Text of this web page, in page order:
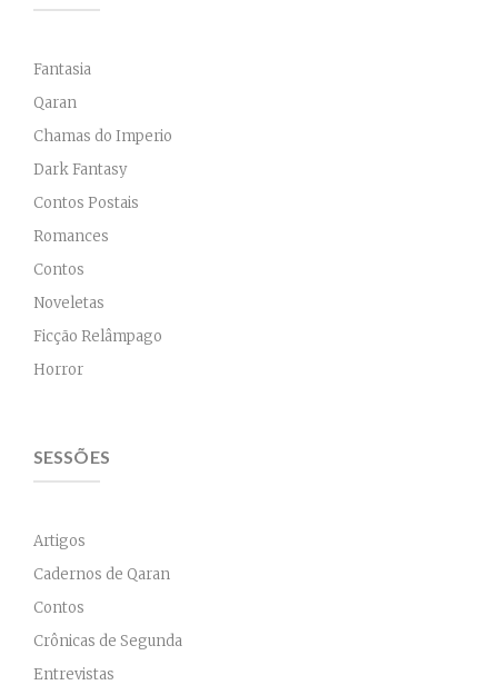
Fantasia
Qaran
Chamas do Imperio
Dark Fantasy
Contos Postais
Romances
Contos
Noveletas
Ficção Relâmpago
Horror
SESSÕES
Artigos
Cadernos de Qaran
Contos
Crônicas de Segunda
Entrevistas